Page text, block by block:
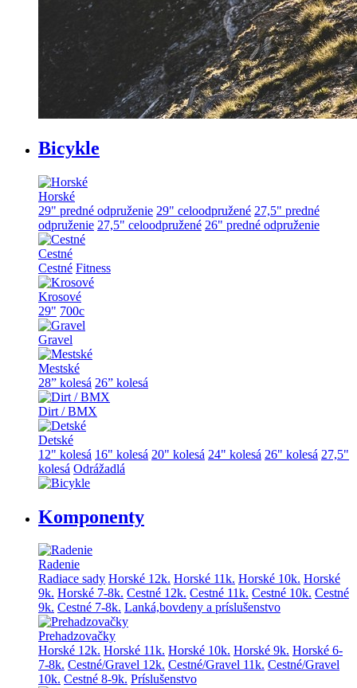
Bicykle
Horské
29" predné odpruženie 29" celoodpružené 27,5" predné
odpruženie 27,5" celoodpružené 26" predné odpruženie
Cestné
Cestné Fitness
Krosové
29" 700c
Gravel
Mestské
28” kolesá 26” kolesá
Dirt / BMX
Detské
12" kolesá 16" kolesá 20" kolesá 24" kolesá 26" kolesá 27,5"
kolesá Odrážadlá
Komponenty
Radenie
Radiace sady Horské 12k. Horské 11k. Horské 10k. Horské
9k. Horské 7-8k. Cestné 12k. Cestné 11k. Cestné 10k. Cestné
9k. Cestné 7-8k. Lanká,bovdeny a príslušenstvo
Prehadzovačky
Horské 12k. Horské 11k. Horské 10k. Horské 9k. Horské 6-
7-8k. Cestné/Gravel 12k. Cestné/Gravel 11k. Cestné/Gravel
10k. Cestné 8-9k. Príslušenstvo